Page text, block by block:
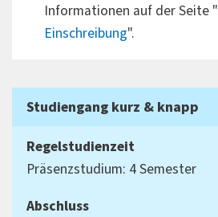
Informationen auf der Seite "
Einschreibung".
Studiengang kurz & knapp
Regelstudienzeit
Präsenzstudium: 4 Semester
Abschluss